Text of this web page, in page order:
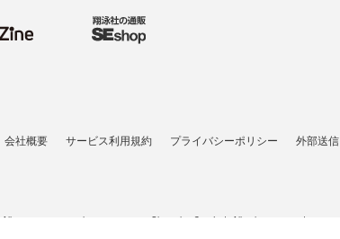
会社概要 サービス利用規約 プライバシーポリシー 外部送信
All contents copyright © 2007-2026 Shoeisha Co., Ltd. All rights reserved. ver.1.5